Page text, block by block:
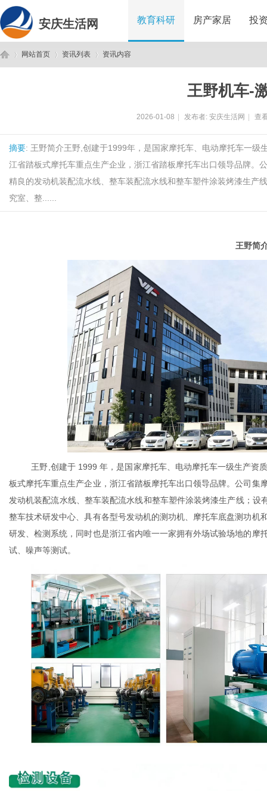
安庆生活网 教育科研 房产家居 投
网站首页 资讯列表 资讯内容
王野机车-
2026-01-08 发布者: 安庆生活网 查
摘要: 王野简介王野,创建于1999年，是国家摩托车、电动摩托车一
江省踏板式摩托车重点生产企业，浙江省踏板摩托车出口领导品牌。
精良的发动机装配流水线、整车装配流水线和整车塑件涂装烤漆生产
究室、整......
王野简
王野 ,创建于 1999 年，是国家摩托车、电动摩托车一级生产资
板式摩托车重点生产企业，浙江省踏板摩托车出口领导品牌。公司
发动机装配流水线、整车装配流水线和整车塑件涂装烤漆生产线；
整车技术研发中心、具有各型号发动机的测功机、摩托车底盘测功
研发、检测系统，同时也是浙江省内唯一一家拥有外场试验场地的
试、噪声等测试。